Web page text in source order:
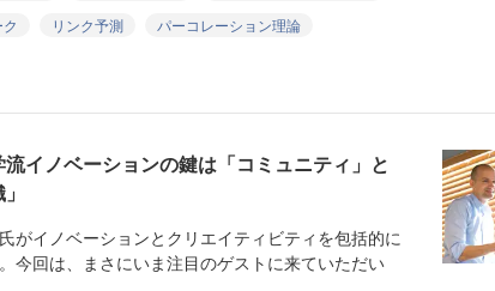
リンク予測
パーコレーション理論
イノベーションの鍵は「コミュニティ」と
がイノベーションとクリエイティビティを包括的に
今回は、まさにいま注目のゲストに来ていただい